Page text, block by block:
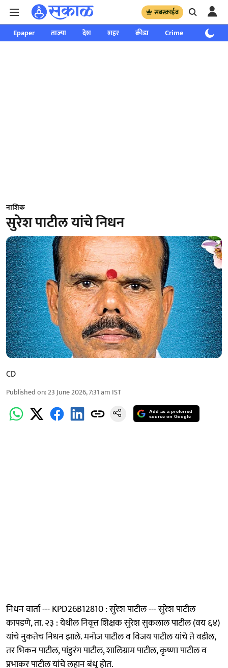
सबस्क्राईब
Epaper ताज्या देश शहर क्रीडा Crime साप्ताहिक
नाशिक
सुरेश पाटील यांचे निधन
CD
Published on:23 June 2026, 7:31 am IST
Add as a preferred
source on Google
निधन वार्ता --- KPD26B12810 : सुरेश पाटील --- सुरेश पाटील
कापडणे, ता. २३ : येथील निवृत्त शिक्षक सुरेश सुकलाल पाटील (वय ६४)
यांचे नुकतेच निधन झाले. मनोज पाटील व विजय पाटील यांचे ते वडील,
तर भिकन पाटील, पांडुरंग पाटील, शालिग्राम पाटील, कृष्णा पाटील व
प्रभाकर पाटील यांचे लहान बंधू होत.